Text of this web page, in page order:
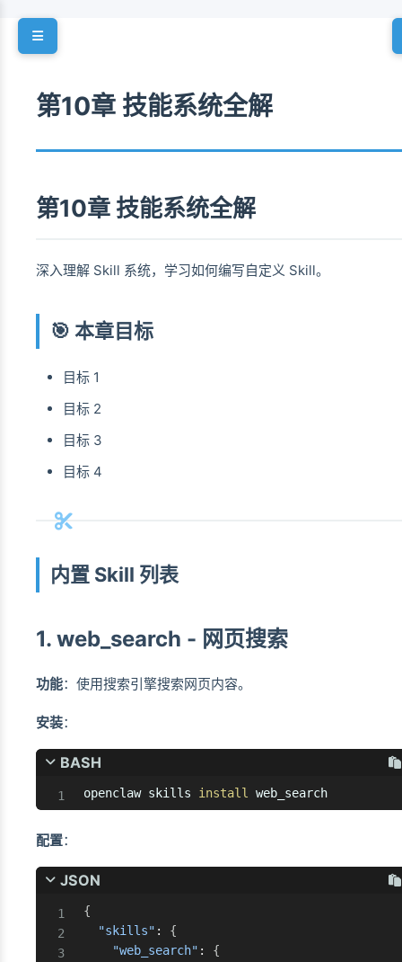
第10章 技能系统全解
第10章 技能系统全解
深入理解 Skill 系统，学习如何编写自定义 Skill。
🎯 本章目标
目标 1
目标 2
目标 3
目标 4
内置 Skill 列表
1. web_search - 网页搜索
功能：使用搜索引擎搜索网页内容。
安装：
BASH
openclaw skills install web_search
配置：
JSON
{
"skills" :
{
"web_search" :
{